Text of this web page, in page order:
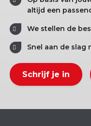
altijd een
We stellen de
Snel aan de slag
Schrijf je in